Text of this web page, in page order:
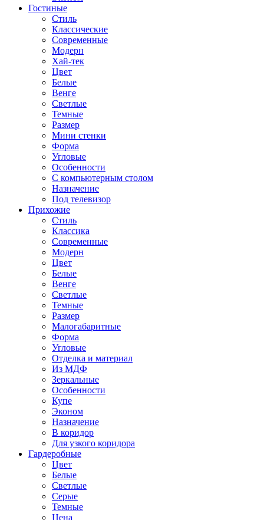
Гостиные
Стиль
Классические
Современные
Модерн
Хай-тек
Цвет
Белые
Венге
Светлые
Темные
Размер
Мини стенки
Форма
Угловые
Особенности
С компьютерным столом
Назначение
Под телевизор
Прихожие
Стиль
Классика
Современные
Модерн
Цвет
Белые
Венге
Светлые
Темные
Размер
Малогабаритные
Форма
Угловые
Отделка и материал
Из МДФ
Зеркальные
Особенности
Купе
Эконом
Назначение
В коридор
Для узкого коридора
Гардеробные
Цвет
Белые
Светлые
Серые
Темные
Цена